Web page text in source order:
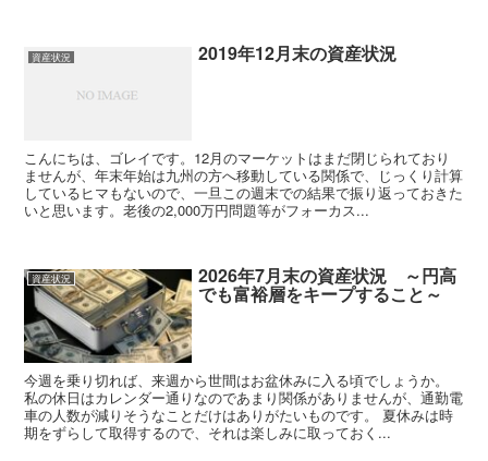
資産状況 2019年12月末の資産状況
こんにちは、ゴレイです。12月のマーケットはまだ閉じられており
ませんが、年末年始は九州の方へ移動している関係で、じっくり計算
しているヒマもないので、一旦この週末での結果で振り返っておきた
いと思います。老後の2,000万円問題等がフォーカス...
資産状況 2026年7月末の資産状況 ～円高
でも富裕層をキープすること～
今週を乗り切れば、来週から世間はお盆休みに入る頃でしょうか。
私の休日はカレンダー通りなのであまり関係がありませんが、通勤電
車の人数が減りそうなことだけはありがたいものです。 夏休みは時
期をずらして取得するので、それは楽しみに取っておく...